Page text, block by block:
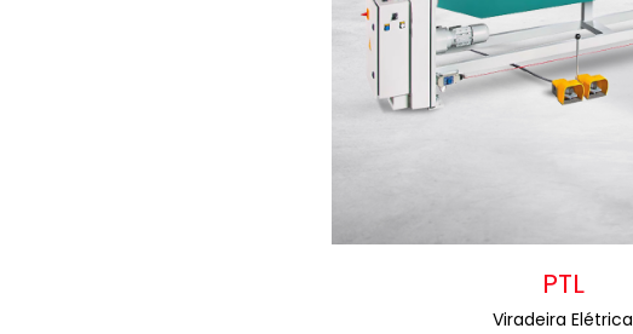
PTL
Viradeira Elétrica